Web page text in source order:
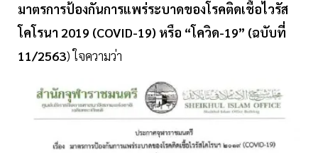
มาตรการป้องกันการแพร่ระบาดของโรคติดเชื้อไวรัส
โคโรนา 2019 (COVID-19) หรือ “โควิด-19” (ฉบับที่
11/2563) ใจความว่า